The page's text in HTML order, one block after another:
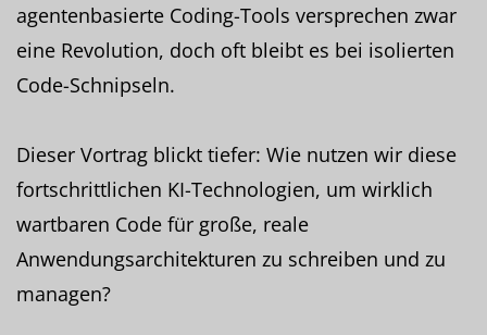
agentenbasierte Coding-Tools versprechen zwar
eine Revolution, doch oft bleibt es bei isolierten
Code-Schnipseln.
Dieser Vortrag blickt tiefer: Wie nutzen wir diese
fortschrittlichen KI-Technologien, um wirklich
wartbaren Code für große, reale
Anwendungsarchitekturen zu schreiben und zu
managen?